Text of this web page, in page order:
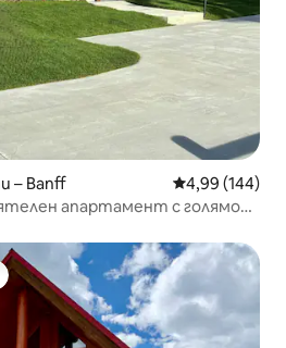
– Banff Средна
4,99 (144)
апартамент с голямо
на гостите